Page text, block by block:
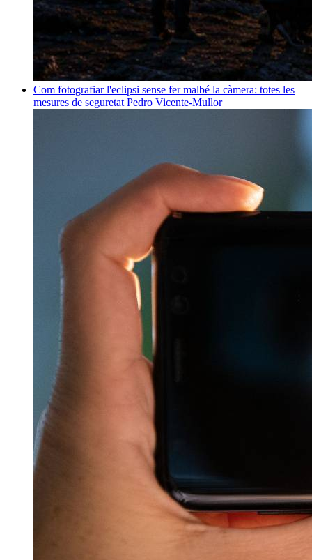
Com fotografiar l'eclipsi sense fer malbé la càmera: totes les
mesures de seguretat Pedro Vicente-Mullor